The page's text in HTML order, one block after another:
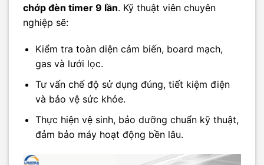
chớp đèn timer 9 lần. Kỹ thuật viên chuyên
nghiệp sẽ:
Kiểm tra toàn diện cảm biến, board mạch,
gas và lưới lọc.
Tư vấn chế độ sử dụng đúng, tiết kiệm điện
và bảo vệ sức khỏe.
Thực hiện vệ sinh, bảo dưỡng chuẩn kỹ thuật,
đảm bảo máy hoạt động bền lâu.